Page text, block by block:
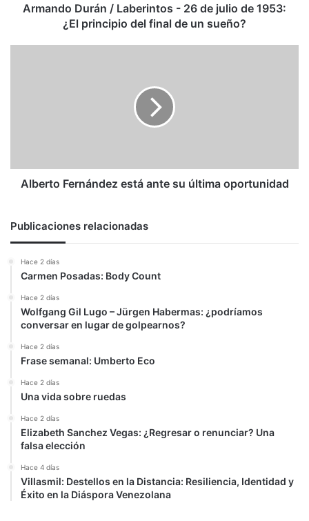
1953:Armando Durán / Laberintos - 26 de julio de 1953:
¿El principio del final de un sueño?
Alberto Fernández está ante su última oportunidad
Publicaciones relacionadas
Hace 2 días
Carmen Posadas: Body Count
Hace 2 días
Wolfgang Gil Lugo – Jürgen Habermas: ¿podríamos
conversar en lugar de golpearnos?
Hace 2 días
Frase semanal: Umberto Eco
Hace 2 días
Una vida sobre ruedas
Hace 2 días
Elizabeth Sanchez Vegas: ¿Regresar o renunciar? Una
falsa elección
Hace 4 días
Villasmil: Destellos en la Distancia: Resiliencia, Identidad y
Éxito en la Diáspora Venezolana